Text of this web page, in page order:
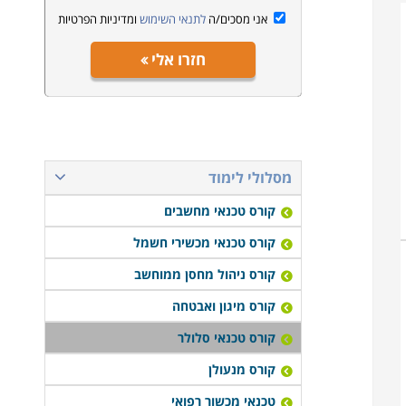
אני מסכים/הלתנאי השימוש ומדיניות הפרטיות
חזרו אלי
מסלולי לימוד
קורס טכנאי מחשבים
קורס טכנאי מכשירי חשמל
קורס ניהול מחסן ממוחשב
קורס מיגון ואבטחה
קורס טכנאי סלולר
קורס מנעולן
טכנאי מכשור רפואי